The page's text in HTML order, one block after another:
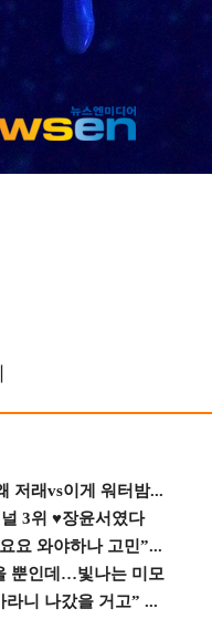
저래vs이게 워터밤...
3위 ♥장윤서였다
요 와야하나 고민”...
뿐인데…빛나는 미모
니 나갔을 거고” ...